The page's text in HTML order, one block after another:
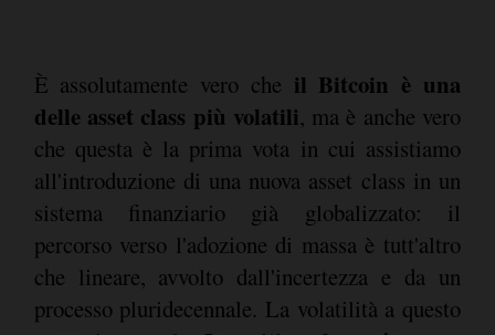
È assolutamente vero che il Bitcoin è una
delle asset class più volatili, ma è anche vero
che questa è la prima vota in cui assistiamo
all'introduzione di una nuova asset class in un
sistema finanziario già globalizzato: il
percorso verso l'adozione di massa è tutt'altro
che lineare, avvolto dall'incertezza e da un
processo pluridecennale. La volatilità a questo